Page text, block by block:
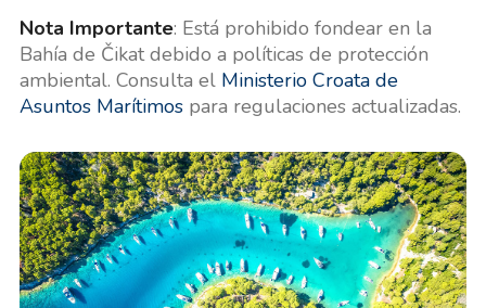
Nota Importante: Está prohibido fondear en la
Bahía de Čikat debido a políticas de protección
ambiental. Consulta el Ministerio Croata de
Asuntos Marítimospara regulaciones actualizadas.